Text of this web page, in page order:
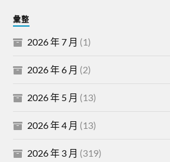
彙整
2026 年 7 月 (1)
2026 年 6 月 (2)
2026 年 5 月 (13)
2026 年 4 月 (13)
2026 年 3 月 (319)